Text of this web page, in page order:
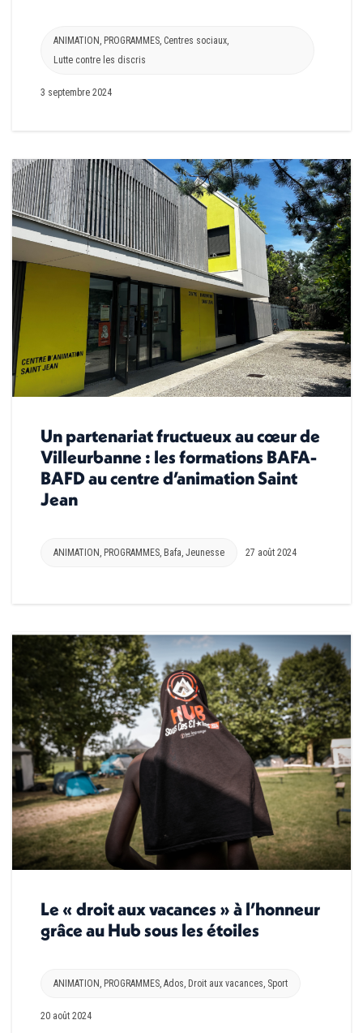
ANIMATION , PROGRAMMES, Centres sociaux,
Lutte contre les discris
3 septembre 2024
Un partenariat fructueux au cœur de
Villeurbanne : les formations BAFA-
BAFD au centre d’animation Saint
Jean
ANIMATION , PROGRAMMES, Bafa, Jeunesse 27 août 2024
Le « droit aux vacances » à l’honneur
grâce au Hub sous les étoiles
ANIMATION , PROGRAMMES, Ados, Droit aux vacances, Sport
20 août 2024